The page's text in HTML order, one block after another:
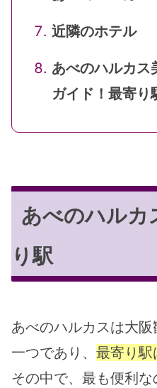
近隣のホテル
あべのハルカス
ガイド！最寄り
あべのハルカ
り駅
あべのハルカスは大
一つであり、 最寄り駅
その中で、最も便利な